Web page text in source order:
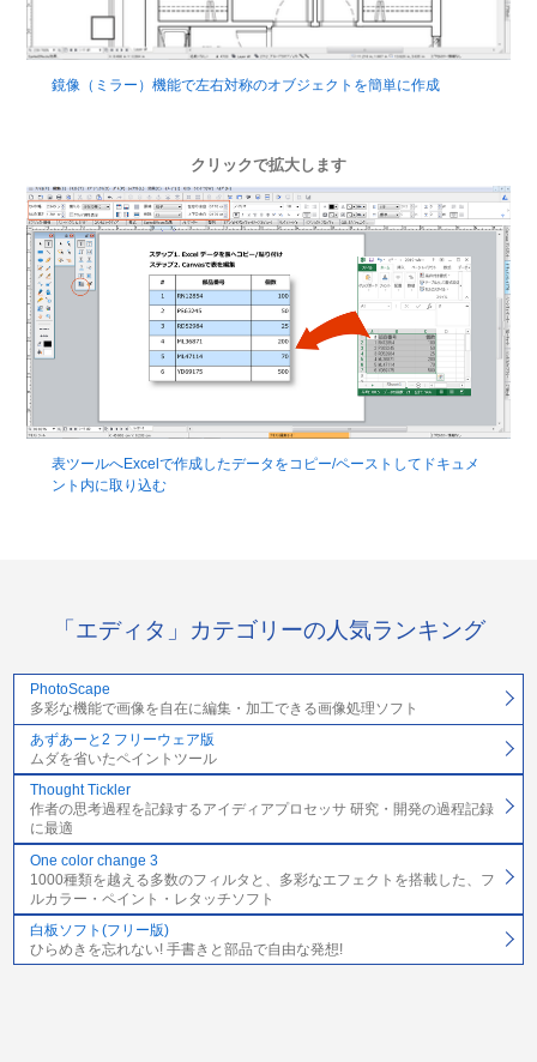
鏡像（ミラー）機能で左右対称のオブジェクトを簡単に作成
クリックで拡大します
表ツールへExcelで作成したデータをコピー/ペーストしてドキュメ
ント内に取り込む
「エディタ」カテゴリーの人気ランキング
PhotoScape
多彩な機能で画像を自在に編集・加工できる画像処理ソフト
あずあーと2 フリーウェア版
ムダを省いたペイントツール
Thought Tickler
作者の思考過程を記録するアイディアプロセッサ 研究・開発の過程記録
に最適
One color change 3
1000種類を越える多数のフィルタと、多彩なエフェクトを搭載した、フ
ルカラー・ペイント・レタッチソフト
白板ソフト(フリー版)
ひらめきを忘れない! 手書きと部品で自由な発想!